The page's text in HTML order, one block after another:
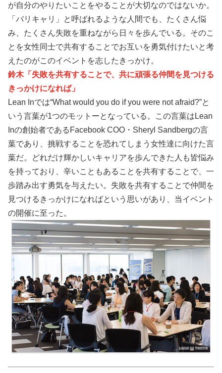
が自分のやりたいことをやることが大切なのではないか。
「バリキャリ」と呼ばれるような人間でも、たくさん悩
み、たくさん失敗を重ねながら日々を歩んでいる。そのこ
とを女性同士で共有することでお互いを勇気付けたいと考
えたのがこのイベントを志したきっかけ。
鈴木「失敗を共有することで、共に頑張る仲間を見つける
きっかけになれば」
Lean Inでは“What would you do if you were not afraid?”と
いう言葉が1つのモットーとなっている。この言葉はLean
Inの創始者であるFacebook COO・Sheryl Sandbergの言
葉であり、挑戦することを恐れてしまう女性達に向けた言
葉だ。どれだけ輝かしいキャリアを歩んできた人も皆悩み
を持っており、辛いこともあることを共有することで、一
歩踏み出す勇気を与えたい。失敗を共有することで仲間を
見つけるきっかけになればという思いがあり、当イベント
の開催に至った。